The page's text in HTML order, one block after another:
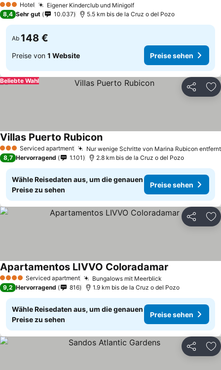
3 SterneHotel Eigener Kinderclub und Minigolf
8,4 Sehr gut 10.037 5.5 km bis de la Cruz o del Pozo
Ab 148 €
Preise von 1 Website Preise sehen
Teilen
Beliebte Wahl
3 SterneServiced apartment Nur wenige Schritte von Marina Rubicon entfernt
Villas Puerto Rubicon
8,7 Hervorragend 1.101 2.8 km bis de la Cruz o del Pozo
Wähle Reisedaten aus, um die genauen
Preise zu sehen
Preise sehen
Teilen
4 Sterne Serviced apartment Bungalows mit Meerblick
Apartamentos LIVVO Coloradamar
9,2 Hervorragend 816 1.9 km bis de la Cruz o del Pozo
Wähle Reisedaten aus, um die genauen
Preise zu sehen
Preise sehen
Teilen